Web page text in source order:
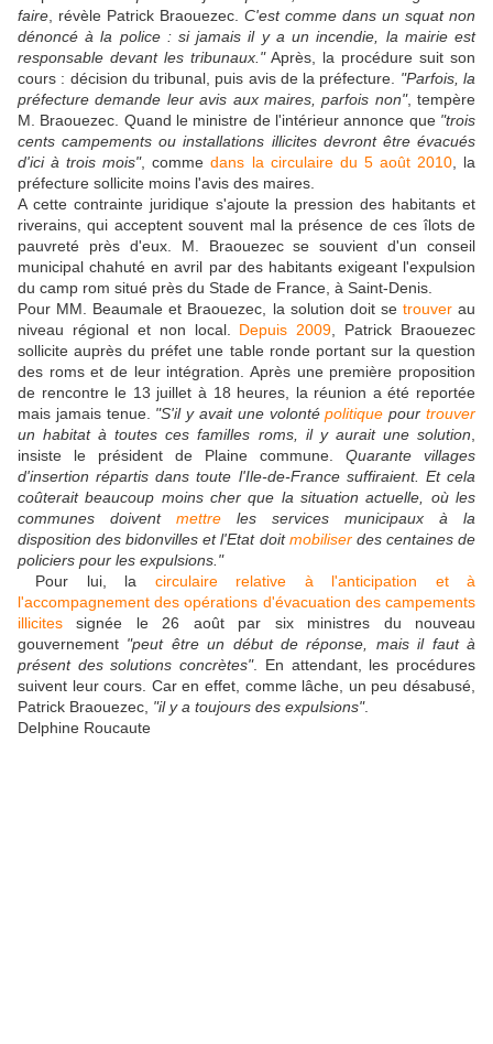
faire , révèle Patrick Braouezec. C'est comme dans un squat non
dénoncé à la police : si jamais il y a un incendie, la mairie est
responsable devant les tribunaux."Après, la procédure suit son
cours : décision du tribunal, puis avis de la préfecture. "Parfois, la
préfecture demande leur avis aux maires, parfois non", tempère
M. Braouezec. Quand le ministre de l'intérieur annonce que "trois
cents campements ou installations illicites devront être évacués
d'ici à trois mois", commedans la circulaire du 5 août 2010, la
préfecture sollicite moins l'avis des maires.
A cette contrainte juridique s'ajoute la pression des habitants et
riverains, qui acceptent souvent mal la présence de ces îlots de
pauvreté près d'eux. M. Braouezec se souvient d'un conseil
municipal chahuté en avril par des habitants exigeant l'expulsion
du camp rom situé près du Stade de France, à Saint-Denis.
Pour MM. Beaumale et Braouezec, la solution doit se trouverau
niveau régional et non local. Depuis 2009 , Patrick Braouezec
sollicite auprès du préfet une table ronde portant sur la question
des roms et de leur intégration. Après une première proposition
de rencontre le 13 juillet à 18 heures, la réunion a été reportée
mais jamais tenue. "S'il y avait une volontépolitique pourtrouver
un habitat à toutes ces familles roms, il y aurait une solution
insiste le président de Plaine commune. Quarante villages
d'insertion répartis dans toute l'Ile-de-France suffiraient. Et cela
coûterait beaucoup moins cher que la situation actuelle, où les
communes doivent mettre les services municipaux à la
disposition des bidonvilles et l'Etat doitmobiliserdes centaines de
policiers pour les expulsions."
Pour lui, la circulaire relative à l'anticipation et à
l'accompagnement des opérations d'évacuation des campements
illicites signée le 26 août par six ministres du nouveau
gouvernement "peut être un début de réponse, mais il faut à
présent des solutions concrètes". En attendant, les procédures
suivent leur cours. Car en effet, comme lâche, un peu désabusé,
Patrick Braouezec, "il y a toujours des expulsions".
Delphine Roucaute